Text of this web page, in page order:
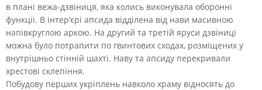
в плані вежа-дзвіниця, яка колись виконувала оборонні
функції. В інтер’єрі апсида відділена від нави масивною
напівкруглою аркою. На другий та третій яруси дзвіниці
можна було потрапити по гвинтових сходах, розміщених у
внутрішньо стінній шахті. Наву та апсиду перекривали
хрестові склепіння.
Побудову перших укріплень навколо храму відносять до